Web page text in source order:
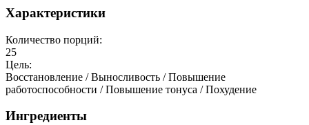
Характеристики
Количество порций:
25
Цель:
Восстановление / Выносливость / Повышение
работоспособности / Повышение тонуса / Похудение
Ингредиенты